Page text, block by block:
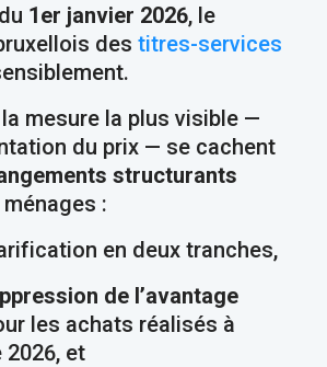
1er janvier 2026, le
des titres-services
mesure la plus visible —
du prix — se cachent
structurants
:
en deux tranches,
de l’avantage
les achats réalisés à
2026, et